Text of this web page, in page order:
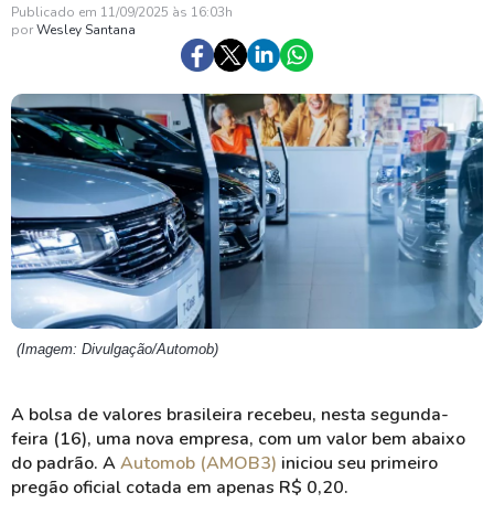
Publicado em 11/09/2025 às 16:03h
porWesley Santana
(Imagem: Divulgação/Automob)
A bolsa de valores brasileira recebeu, nesta segunda-
feira (16), uma nova empresa, com um valor bem abaixo
do padrão. AAutomob (AMOB3) iniciou seu primeiro
pregão oficial cotada em apenas R$ 0,20.